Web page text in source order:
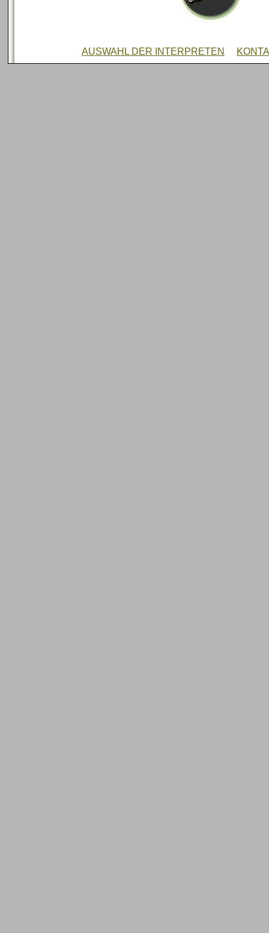
AUSWAHL DER INTERPRETEN